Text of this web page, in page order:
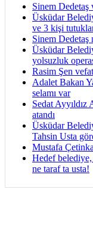
Sinem Dedetaş
Üsküdar
ve 3 kişi
Sinem Dedetaş
Üsküdar
yolsuzluk
Rasim Şen
Adalet Bakan
selamı var
Sedat Ayyıldız
atandı
Üsküdar
Tahsin Usta
Mustafa
Hedef
ne taraf ta usta!